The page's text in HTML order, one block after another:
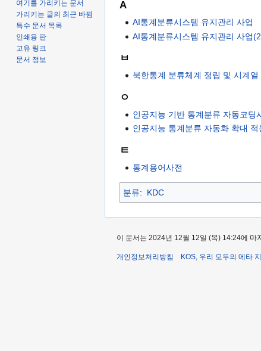
기
A
AI통계분류시스템 유지관리 사업
AI통계분류시스템 유지관리 사업
ㅂ
북한통계 분류체계 정립 및 시계열
ㅇ
인공지능 기반 통계분류 자동코딩
인공지능 통계분류 자동화 확대 적
ㅌ
통계용어사전
분류: KDC
여기를 가리키는 문서
가리키는 글의 최근 바뀜
특수 문서 목록
인쇄용 판
고유 링크
문서 정보
이 문서는 2024년 12월 12일 (목) 14:24에 마
개인정보처리방침 KOS, 우리 모두의 메타